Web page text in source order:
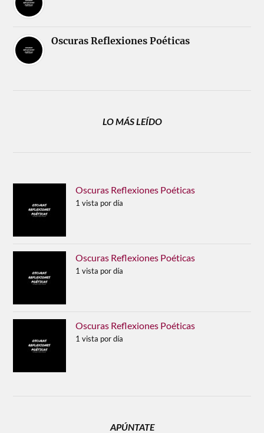
Oscuras Reflexiones Poéticas
LO MÁS LEÍDO
Oscuras Reflexiones Poéticas
1 vista por día
Oscuras Reflexiones Poéticas
1 vista por día
Oscuras Reflexiones Poéticas
1 vista por día
APÚNTATE